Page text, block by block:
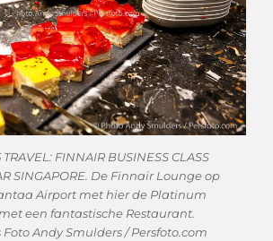
FINNAIR BUSINESS CLASS
SINGAPORE. De Finnair Lounge op
Airport met hier de Platinum
een fantastische Restaurant.
Andy Smulders / Persfoto.com